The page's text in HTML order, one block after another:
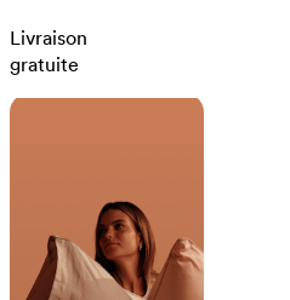
Livraison
gratuite